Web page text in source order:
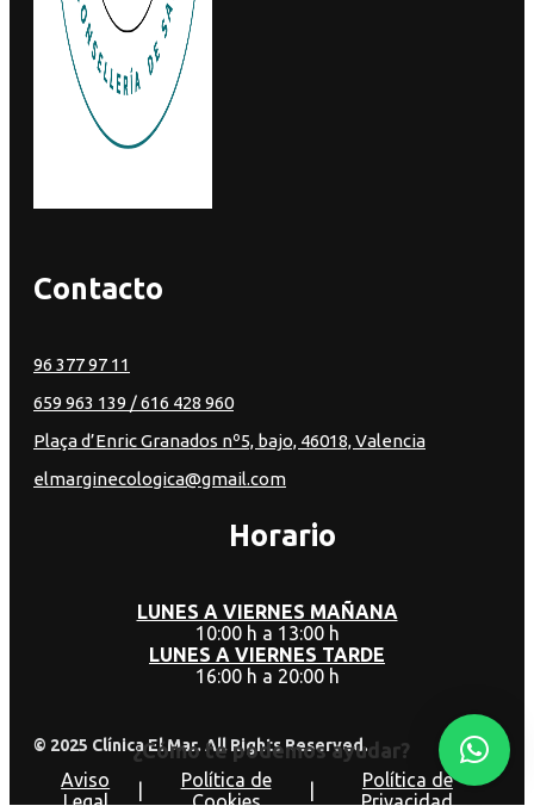
Contacto
96 377 97 11
659 963 139 / 616 428 960
Plaça d’Enric Granados nº5, bajo, 46018, Valencia
elmarginecologica@gmail.com
Horario
LUNES A VIERNES MAÑANA
10:00 h a 13:00 h
LUNES A VIERNES TARDE
16:00 h a 20:00 h
© 2025 Clínica El Mar. All Rights Reserved.
Aviso
Legal
Política de
Cookies
Política de
Privacidad
¿Cómo te podemos ayudar?